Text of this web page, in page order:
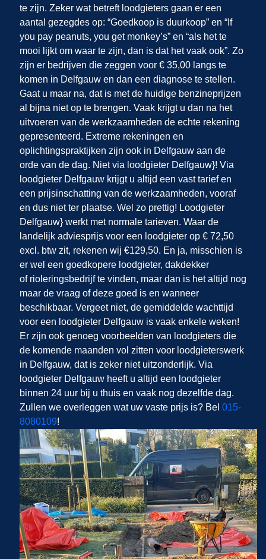
te zijn. Zeker wat betreft loodgieters gaan er een
aantal gezegdes op: “Goedkoop is duurkoop” en “If
you pay peanuts, you get monkey’s” en “als het te
mooi lijkt om waar te zijn, dan is dat het vaak ook”. Zo
zijn er bedrijven die zeggen voor € 35,00 langs te
komen in Delfgauw en dan een diagnose te stellen.
Gaat u maar na, dat is met de huidige benzineprijzen
al bijna niet op te brengen. Vaak krijgt u dan na het
uitvoeren van de werkzaamheden de echte rekening
gepresenteerd. Extreme rekeningen en
oplichtingspraktijken zijn ook in Delfgauw aan de
orde van de dag. Niet via loodgieter Delfgauw}! Via
loodgieter Delfgauw krijgt u altijd een vast tarief en
een prijsinschatting van de werkzaamheden, vooraf
en dus niet ter plaatse. Wel zo prettig! Loodgieter
Delfgauw} werkt met normale tarieven. Waar de
landelijk adviesprijs voor een loodgieter op € 72,50
excl. btw zit, rekenen wij €129,50. En ja, misschien is
er wel een goedkopere loodgieter, dakdekker
of rioleringsbedrijf te vinden, maar dan is het altijd nog
maar de vraag of deze goed is en wanneer
beschikbaar. Vergeet niet, de gemiddelde wachttijd
voor een loodgieter Delfgauw is vaak enkele weken!
Er zijn ook genoeg voorbeelden van loodgieters die
de komende maanden vol zitten voor loodgieterswerk
in Delfgauw, dat is zeker niet uitzonderlijk. Via
loodgieter Delfgauw heeft u altijd een loodgieter
binnen 24 uur bij u thuis en vaak nog dezelfde dag.
Zullen we overleggen wat uw vaste prijs is? Bel 015-
8080109!